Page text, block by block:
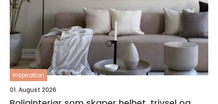
inspiration
01. August 2026